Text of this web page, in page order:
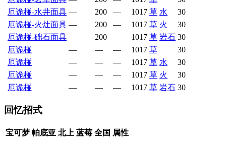
厄诡椪-水井面具 — 200 — 1017 草 水
30
厄诡椪-火灶面具 — 200 — 1017 草 火
30
厄诡椪-础石面具 — 200 — 1017 草 岩石 30
厄诡椪
— — — 1017 草
30
厄诡椪
— — — 1017 草 水
30
厄诡椪
— — — 1017 草 火
30
厄诡椪
— — — 1017 草 岩石 30
回忆招式
宝可梦 帕底亚 北上 蓝莓 全国 属性